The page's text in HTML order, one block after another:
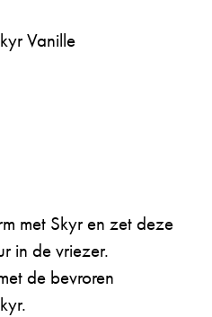
Vanille
met Skyr en zet deze
in de vriezer.
de bevroren